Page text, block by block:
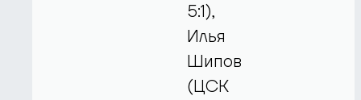
5:1),
Илья
Шипов
(ЦСК